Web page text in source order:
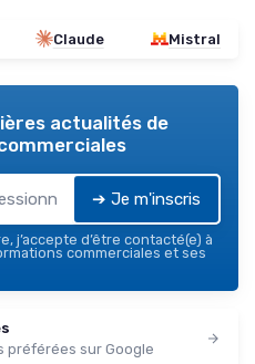
Claude Mistral
actualités de
➔ Je m'inscris
j’accepte d’être contacté(e) à
commerciales et ses
préférées sur Google